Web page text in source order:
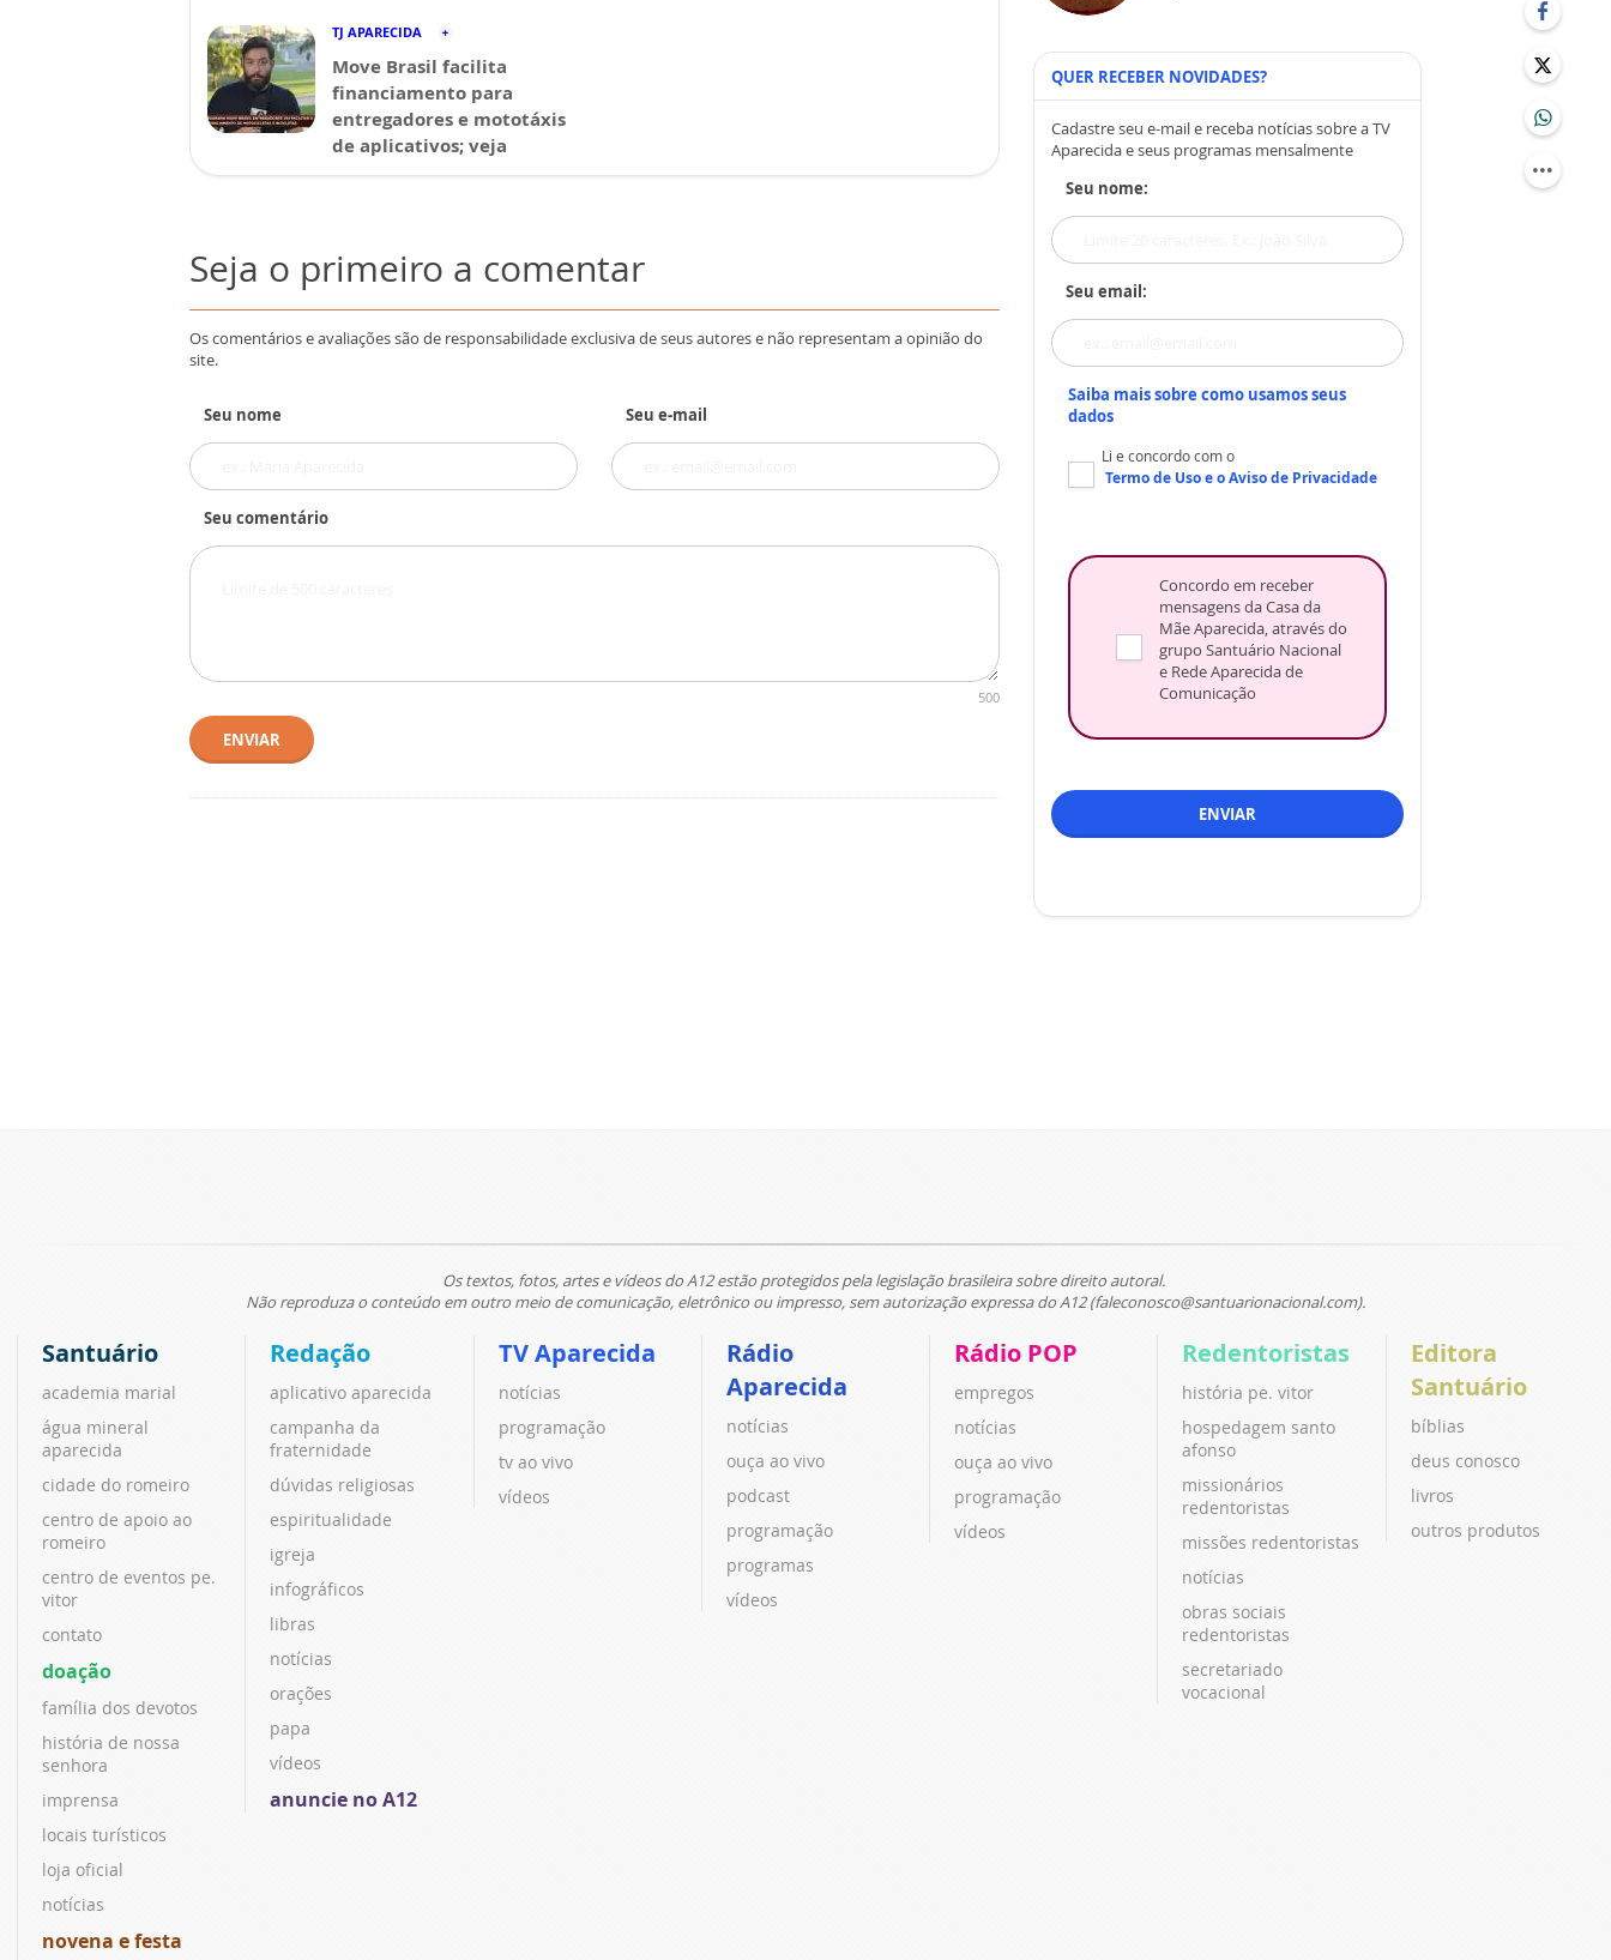
TJ APARECIDA
Move Brasil facilita
financiamento para
entregadores e mototáxis
de aplicativos; veja
Seja o primeiro a comentar
Os comentários e avaliações são de responsabilidade exclusiva de seus autores e não representam a opinião do
site.
Seu nome Seu e-mail
Seu comentário
500
ENVIAR
QUER RECEBER NOVIDADES?
Cadastre seu e-mail e receba notícias sobre a TV
Aparecida e seus programas mensalmente
Seu nome:
Seu email:
Saiba mais sobre como usamos seus
dados
Li e concordo com o
Termo de Usoe oAviso de Privacidade
Concordo em receber
mensagens da Casa da
Mãe Aparecida, através do
grupo Santuário Nacional
e Rede Aparecida de
Comunicação
ENVIAR
Os textos, fotos, artes e vídeos do A12 estão protegidos pela legislação brasileira sobre direito autoral.
Não reproduza o conteúdo em outro meio de comunicação, eletrônico ou impresso, sem autorização expressa do A12 (faleconosco@santuarionacional.com).
Santuário
academia marial
água mineral
aparecida
cidade do romeiro
centro de apoio ao
romeiro
centro de eventos pe.
vitor
contato
doação
família dos devotos
história de nossa
senhora
imprensa
locais turísticos
loja oficial
notícias
novena e festa
Redação
aplicativo aparecida
campanha da
fraternidade
dúvidas religiosas
espiritualidade
igreja
infográficos
libras
notícias
orações
papa
vídeos
anuncie no A12
TV Aparecida
notícias
programação
tv ao vivo
vídeos
Rádio
Aparecida
notícias
ouça ao vivo
podcast
programação
programas
vídeos
Rádio POP
empregos
notícias
ouça ao vivo
programação
vídeos
Redentoristas
história pe. vitor
hospedagem santo
afonso
missionários
redentoristas
missões redentoristas
notícias
obras sociais
redentoristas
secretariado
vocacional
Editora
Santuário
bíblias
deus conosco
livros
outros produtos